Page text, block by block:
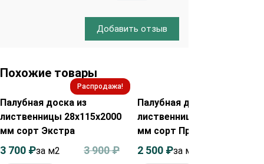
Добавить отзыв
Похожие товары
Распродажа!
Палубная доска из
лиственницы 28х115х2000
мм сорт Экстра
3 900₽
3 700 ₽за м2
Палубная доска из
лиственницы 28х115х2000
мм сорт Прима
2 500 ₽за м2